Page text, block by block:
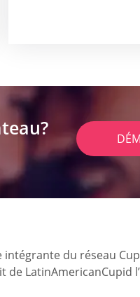
du réseau
LatinAmericanCupid